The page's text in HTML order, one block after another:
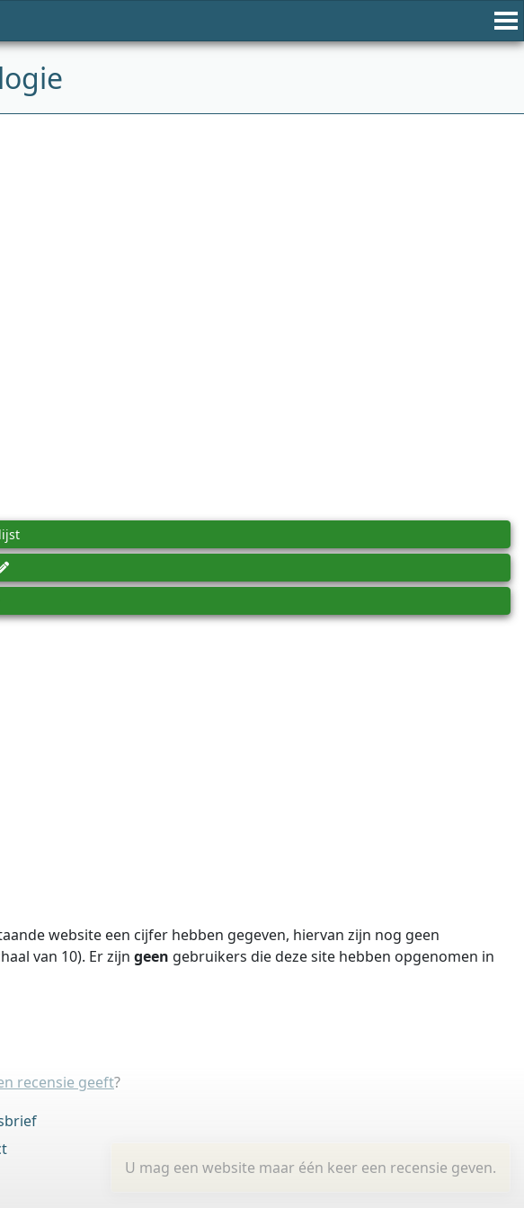
website een cijfer hebben gegeven, hiervan zijn nog geen
van 10). Er zijn geen gebruikers die deze site hebben opgenomen in
recensie geeft?
U mag een website maar één keer een recensie geven.